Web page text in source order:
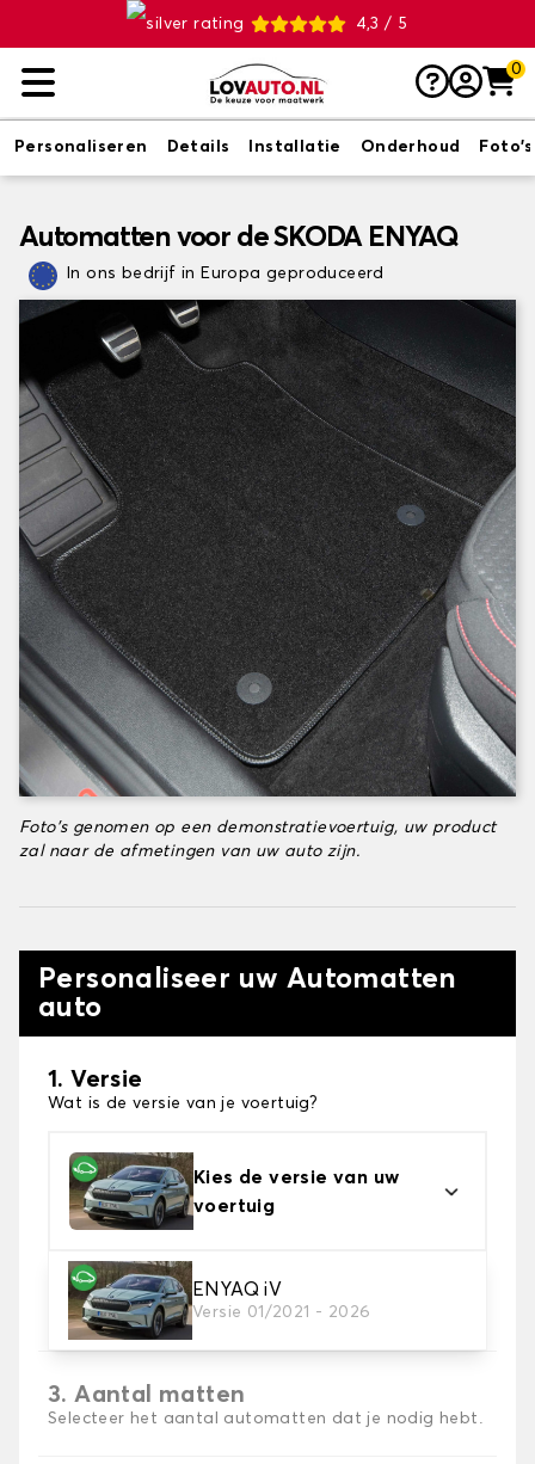
4,3 / 5
0
Personaliseren Details Installatie Onderhoud Foto's
Automatten voor de SKODA ENYAQ
In ons bedrijf in Europa geproduceerd
Foto's genomen op een demonstratievoertuig, uw product
zal naar de afmetingen van uw auto zijn.
Personaliseer uw Automatten
auto
1. Versie
Wat is de versie van je voertuig?
Kies de versie van uw
voertuig
ENYAQ iV
Versie 01/2021 - 2026
2. Materiaal
Kies het materiaal van uw automatten
3. Aantal matten
Selecteer het aantal automatten dat je nodig hebt.